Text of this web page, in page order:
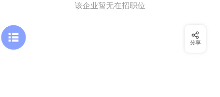
该企业暂无在招职位
分享